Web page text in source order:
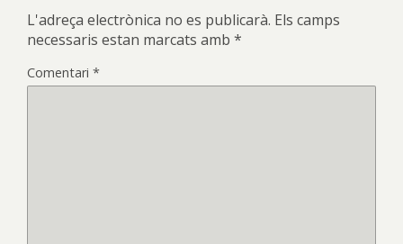
L'adreça electrònica no es publicarà. Els camps
necessaris estan marcats amb *
Comentari *